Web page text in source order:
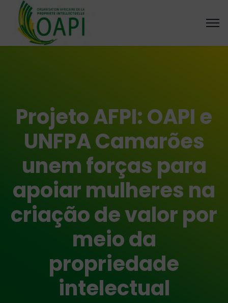
Projeto AFPI: OAPI e
UNFPA Camarões
unem forças para
apoiar mulheres na
criação de valor por
meio da
propriedade
intelectual